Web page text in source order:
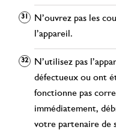
N’ouvrez pas les
l’appareil.
N’utilisez pas
défectueux ou ont
fonctionne pas
immédiatement,
votre partenaire de